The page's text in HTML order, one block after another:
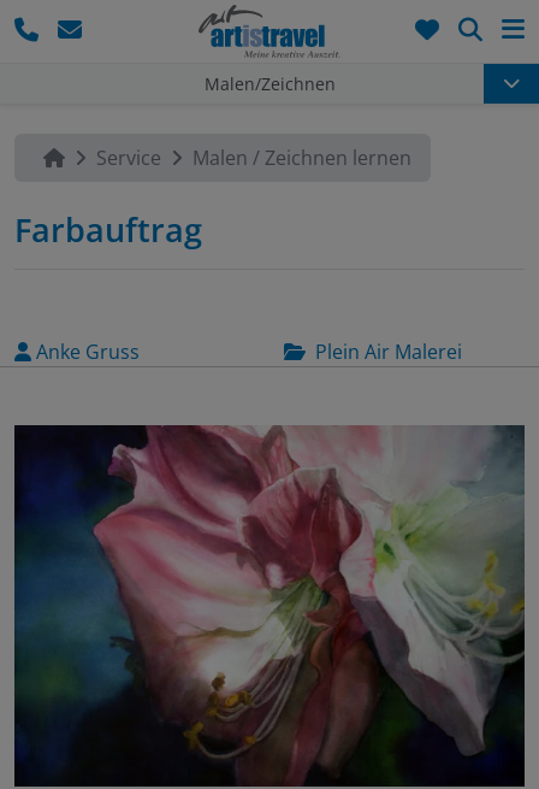
Malen/Zeichnen
Service Malen / Zeichnen lernen
Farbauftrag
Anke Gruss Plein Air Malerei